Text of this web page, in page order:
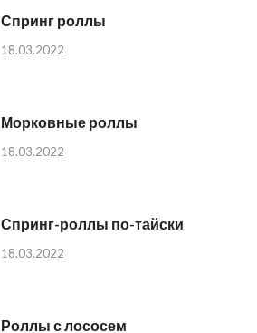
Спринг роллы
18.03.2022
Морковные роллы
18.03.2022
Спринг-роллы по-тайски
18.03.2022
Роллы с лососем